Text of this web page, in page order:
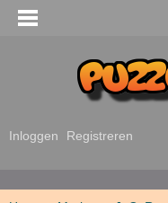
Inloggen Registreren